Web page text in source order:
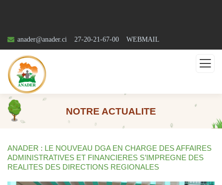
anader@anader.ci 27-20-21-67-00 WEBMAIL
NOTRE ACTUALITE
ANADER : LE NOUVEAU DGA EN CHARGE DES AFFAIRES
ADMINISTRATIVES ET FINANCIERES S’IMPREGNE DES
REALITES DES DIRECTIONS REGIONALES